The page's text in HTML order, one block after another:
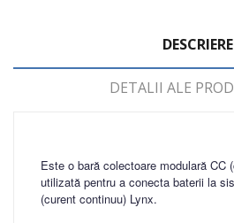
DESCRIERE
DETALII ALE
Este o bară colectoare modulară CC
utilizată pentru a conecta baterii la
(curent continuu) Lynx.